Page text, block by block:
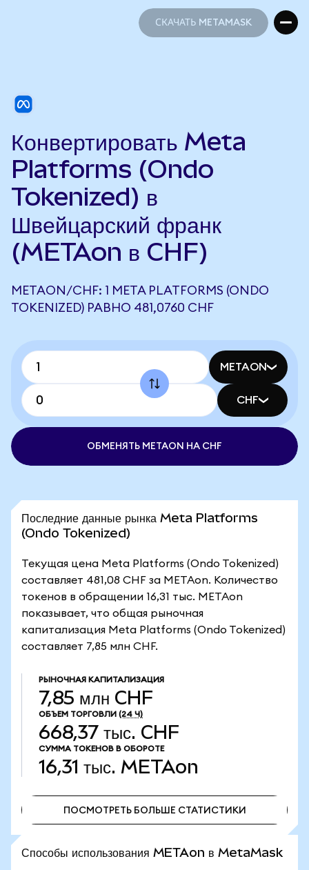
СКАЧАТЬ METAMASK
Конвертировать Meta
Platforms (Ondo
Tokenized) в
Швейцарский франк
(METAon в CHF)
METAON/CHF: 1 META PLATFORMS (ONDO
TOKENIZED) РАВНО 481,0760 CHF
METAON
CHF
ОБМЕНЯТЬ METAON НА CHF
Последние данные рынка Meta Platforms
(Ondo Tokenized)
Текущая цена Meta Platforms (Ondo Tokenized)
составляет 481,08 CHF за METAon. Количество
токенов в обращении 16,31 тыс. METAon
показывает, что общая рыночная
капитализация Meta Platforms (Ondo Tokenized)
составляет 7,85 млн CHF.
РЫНОЧНАЯ КАПИТАЛИЗАЦИЯ
7,85 млн CHF
ОБЪЕМ ТОРГОВЛИ (24 Ч)
668,37 тыс. CHF
СУММА ТОКЕНОВ В ОБОРОТЕ
16,31 тыс. METAon
ПОСМОТРЕТЬ БОЛЬШЕ СТАТИСТИКИ
Способы использования METAon в MetaMask